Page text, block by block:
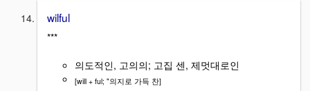
wilful
***
의도적인, 고의의; 고집 센, 제멋대로인
[will + ful; "의지로 가득 찬]